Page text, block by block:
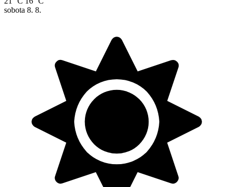
sobota 8. 8.